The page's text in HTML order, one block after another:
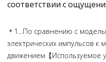
соответствии с
＊1…По сравнению с
электрических импульсов
движением【Используемое